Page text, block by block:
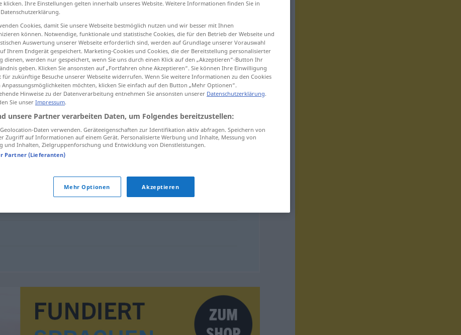
Dokumentation
klicken. Ihre Einstellungen gelten innerhalb unseres Website. Weitere Informationen finden Sie in
Cookies, damit Sie unsere Webseite bestmöglich nutzen und wir besser mit Ihnen
können. Notwendige, funktionale und statistische Cookies, die für den Betrieb der Webseite und
Auswertung unserer Webseite erforderlich sind, werden auf Grundlage unserer Vorauswahl
Ihrem Endgerät gespeichert. Marketing-Cookies und Cookies, die der Bereitstellung personalisierter
dienen, werden nur gespeichert, wenn Sie uns durch einen Klick auf den „Akzeptieren“-Button Ihr
geben. Klicken Sie ansonsten auf „Fortfahren ohne Akzeptieren“. Sie können Ihre Einwilligung
für zukünftige Besuche unserer Webseite widerrufen. Wenn Sie weitere Informationen zu den Cookies
Anpassungsmöglichkeiten möchten, klicken Sie einfach auf den Button „Mehr Optionen“.
Hinweise zu der Datenverarbeitung entnehmen Sie ansonsten unserer Datenschutzerklärung.
Sie unser Impressum.
unsere Partner verarbeiten Daten, um Folgendes bereitzustellen:
Daten verwenden. Geräteeigenschaften zur Identifikation aktiv abfragen. Speichern von
Zugriff auf Informationen auf einem Gerät. Personalisierte Werbung und Inhalte, Messung von
und Inhalten, Zielgruppenforschung und Entwicklung von Dienstleistungen.
Partner (Lieferanten)
Mehr Optionen Akzeptieren